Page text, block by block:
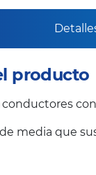
producto
conductores
media que